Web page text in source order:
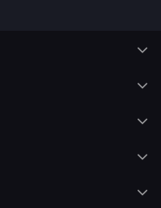
. Duyệt qua những sáng tạo